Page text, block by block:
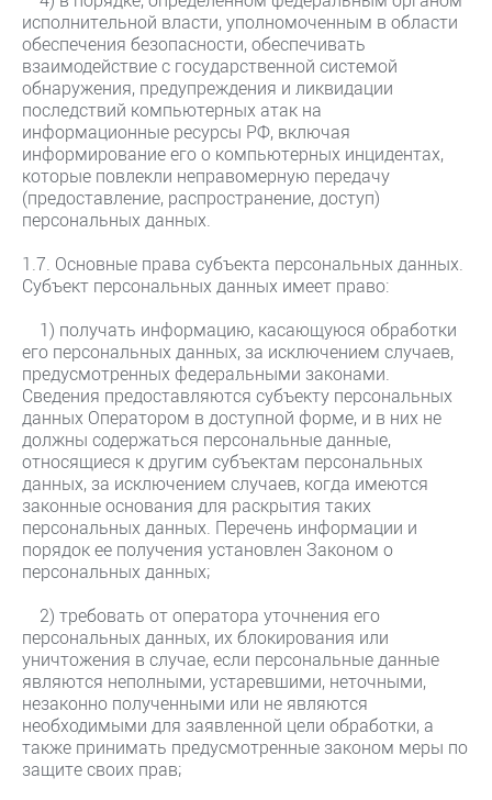
исполнительной власти, уполномоченным в области
обеспечения безопасности, обеспечивать
взаимодействие с государственной системой
обнаружения, предупреждения и ликвидации
последствий компьютерных атак на
информационные ресурсы РФ, включая
информирование его о компьютерных инцидентах,
которые повлекли неправомерную передачу
(предоставление, распространение, доступ)
персональных данных.
1.7. Основные права субъекта персональных данных.
Субъект персональных данных имеет право:
1) получать информацию, касающуюся обработки
его персональных данных, за исключением случаев,
предусмотренных федеральными законами.
Сведения предоставляются субъекту персональных
данных Оператором в доступной форме, и в них не
должны содержаться персональные данные,
относящиеся к другим субъектам персональных
данных, за исключением случаев, когда имеются
законные основания для раскрытия таких
персональных данных. Перечень информации и
порядок ее получения установлен Законом о
персональных данных;
2) требовать от оператора уточнения его
персональных данных, их блокирования или
уничтожения в случае, если персональные данные
являются неполными, устаревшими, неточными,
незаконно полученными или не являются
необходимыми для заявленной цели обработки, а
также принимать предусмотренные законом меры по
защите своих прав;